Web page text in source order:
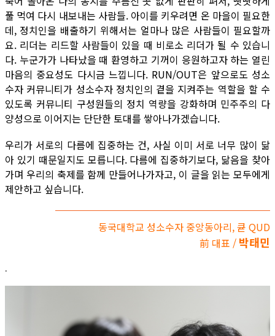
풀 먹여 다시 내보내는 사람들. 아이를 키우려면 온 마을이 필요한
데, 정치인을 배출하기 위해서는 얼마나 많은 사람들이 필요할까
요. 리더는 리드할 사람들이 있을 때 비로소 리더가 될 수 있습니
다. 누군가가 나타났을 때 환영하고 기꺼이 응원하고자 하는 열린
마음의 중요성도 다시금 느낍니다. RUN/OUT은 앞으로도 성소
수자 커뮤니티가 성소수자 정치인의 곁을 지켜주는 역할을 할 수
있도록 커뮤니티 구성원들의 정치 역량을 강화하며 민주주의 다
양성으로 이어지는 단단한 토대를 쌓아나가겠습니다.
우리가 서로의 다름에 집중하는 건, 사실 이미 서로 너무 많이 닮
아 있기 때문일지도 모릅니다. 다름에 집중하기보다, 닮음을 찾아
가며 우리의 축제를 함께 만들어나가자고, 이 글을 읽는 모두에게
제안하고 싶습니다.
동국대학교 성소수자 중앙동아리, 큗 QUD
前 대표 / 박태민
.